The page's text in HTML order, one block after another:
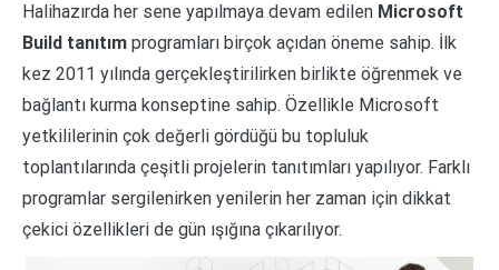
Halihazırda her sene yapılmaya devam edilen Microsoft
Build tanıtım programları birçok açıdan öneme sahip. İlk
kez 2011 yılında gerçekleştirilirken birlikte öğrenmek ve
bağlantı kurma konseptine sahip. Özellikle Microsoft
yetkililerinin çok değerli gördüğü bu topluluk
toplantılarında çeşitli projelerin tanıtımları yapılıyor. Farklı
programlar sergilenirken yenilerin her zaman için dikkat
çekici özellikleri de gün ışığına çıkarılıyor.